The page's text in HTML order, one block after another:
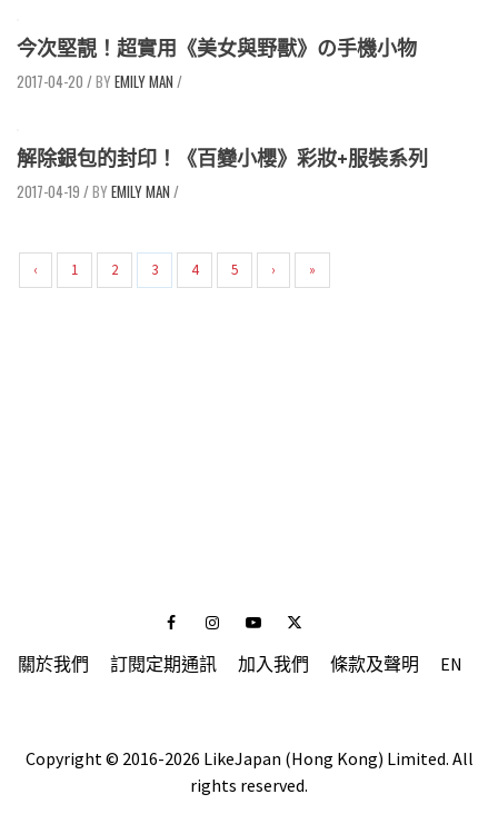
今次堅靚！超實用《美女與野獸》の手機小物
2017-04-20 / EMILY MAN /
解除銀包的封印！《百變小櫻》彩妝+服裝系列
2017-04-19 / EMILY MAN /
‹ 1 2 3 4 5 › »
FacebookInstagramYoutubeTwitter
關於我們 訂閱定期通訊 加入我們 條款及聲明 EN
Copyright © 2016-2026 LikeJapan (Hong Kong) Limited. All
rights reserved.